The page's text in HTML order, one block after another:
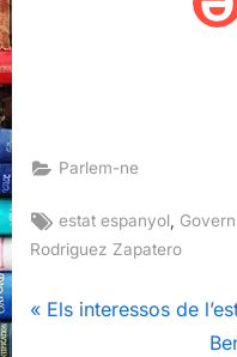
Parlem-ne
Tags:
estat espanyol
Rodriguez Zapatero
Navegació
P
Els interessos de
N